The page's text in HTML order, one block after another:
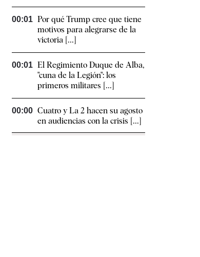
00:01 Por qué Trump cree que tiene
motivos para alegrarse de la
victoria [...]
00:01 El Regimiento Duque de Alba,
"cuna de la Legión": los
primeros militares [...]
00:00 Cuatro y La 2 hacen su agosto
en audiencias con la crisis [...]